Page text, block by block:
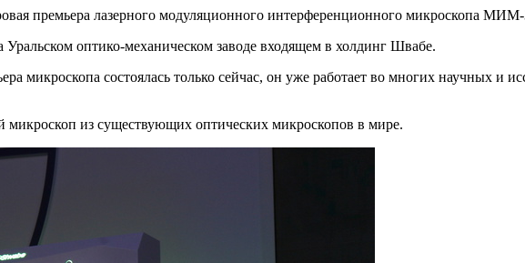
премьера лазерного модуляционного интерференционного микроскопа
оптико-механическом заводе входящем в холдинг Швабе.
микроскопа состоялась только сейчас, он уже работает во многих научных и
из существующих оптических микроскопов в мире.